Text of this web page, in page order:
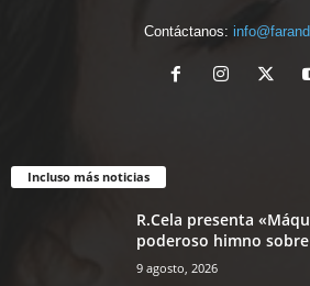
Contáctanos:
Incluso más noticias
R.Cela presenta
poderoso himno
9 agosto, 2026